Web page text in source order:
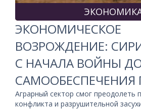
ЭКОНОМИЧЕСКОЕ
ВОЗРОЖДЕНИЕ:
С НАЧАЛА ВОЙНЫ
Аграрный сектор смог преодолеть
конфликта и разрушительной